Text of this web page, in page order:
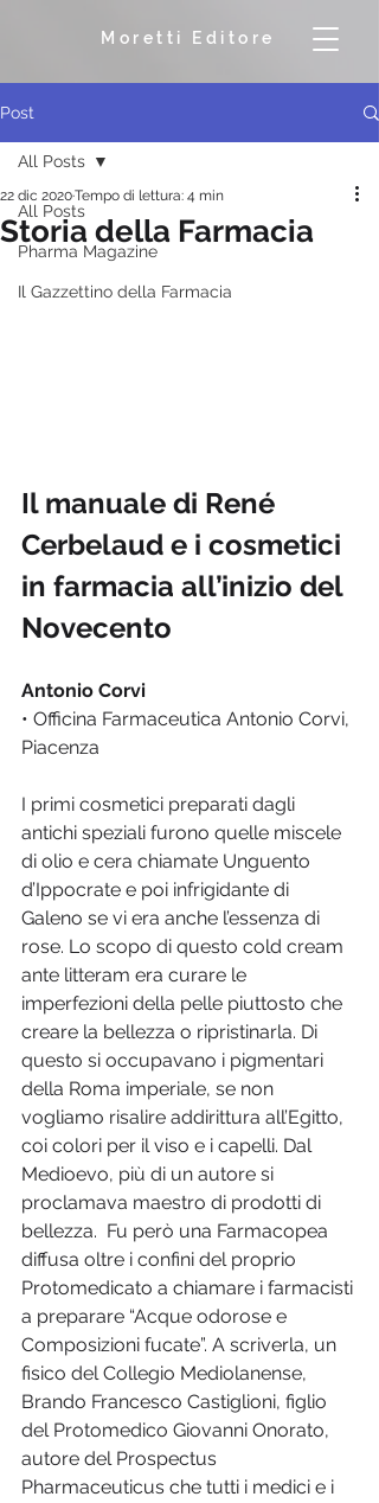
Moretti Editore
Post
All Posts
Pharma Magazine
Il Gazzettino della Farmacia
All Posts
Storia della Farmacia
22 dic 2020Tempo di lettura: 4 min
Il manuale di René
Cerbelaud e i cosmetici
in farmacia all’inizio del
Novecento
Antonio Corvi
• Officina Farmaceutica Antonio Corvi,
Piacenza
I primi cosmetici preparati dagli
antichi speziali furono quelle miscele
di olio e cera chiamate Unguento
d’Ippocrate e poi infrigidante di
Galeno se vi era anche l’essenza di
rose. Lo scopo di questo cold cream
ante litteram era curare le
imperfezioni della pelle piuttosto che
creare la bellezza o ripristinarla. Di
questo si occupavano i pigmentari
della Roma imperiale, se non
vogliamo risalire addirittura all’Egitto,
coi colori per il viso e i capelli. Dal
Medioevo, più di un autore si
proclamava maestro di prodotti di
bellezza.  Fu però una Farmacopea
diffusa oltre i confini del proprio
Protomedicato a chiamare i farmacisti
a preparare “Acque odorose e
Composizioni fucate”. A scriverla, un
fisico del Collegio Mediolanense,
Brando Francesco Castiglioni, figlio
del Protomedico Giovanni Onorato,
autore del Prospectus
Pharmaceuticus che tutti i medici e i